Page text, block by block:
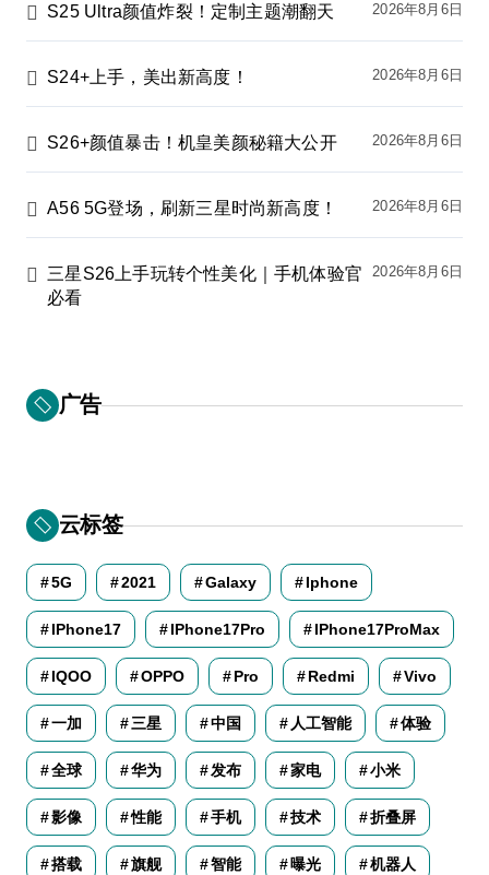
S25 Ultra颜值炸裂！定制主题潮翻天 2026年8月6日
S24+上手，美出新高度！ 2026年8月6日
S26+颜值暴击！机皇美颜秘籍大公开 2026年8月6日
A56 5G登场，刷新三星时尚新高度！ 2026年8月6日
三星S26上手玩转个性美化｜手机体验官
必看
2026年8月6日
广告
云标签
5G 2021 Galaxy Iphone
IPhone17 IPhone17Pro IPhone17ProMax
IQOO OPPO Pro Redmi Vivo
一加 三星 中国 人工智能 体验
全球 华为 发布 家电 小米
影像 性能 手机 技术 折叠屏
搭载 旗舰 智能 曝光 机器人